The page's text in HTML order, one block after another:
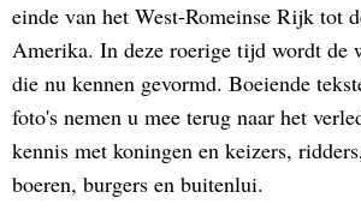
einde van het West-Romeinse Rijk tot
Amerika. In deze roerige tijd wordt de
die nu kennen gevormd. Boeiende
foto's nemen u mee terug naar het
kennis met koningen en keizers,
boeren, burgers en buitenlui.